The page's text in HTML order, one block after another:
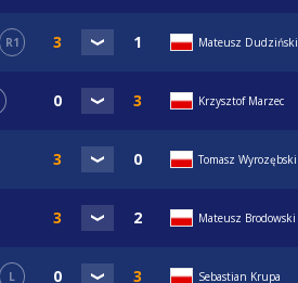
R1 Mateusz Dudziński
Krzysztof Marzec
Tomasz Wyrozębski
Mateusz Brodowski
L Sebastian Krupa